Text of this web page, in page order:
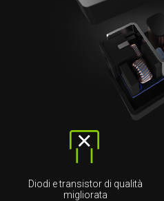
Diodi e transistor di qualità
migliorata